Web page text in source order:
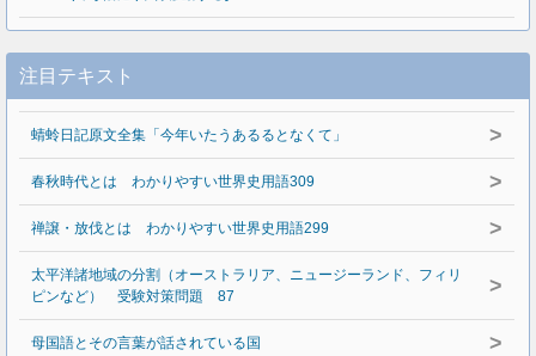
注目テキスト
蜻蛉日記原文全集「今年いたうあるるとなくて」 >
春秋時代とは わかりやすい世界史用語309 >
禅譲・放伐とは わかりやすい世界史用語299 >
太平洋諸地域の分割（オーストラリア、ニュージーランド、フィリ
ピンなど） 受験対策問題 87
>
母国語とその言葉が話されている国 >